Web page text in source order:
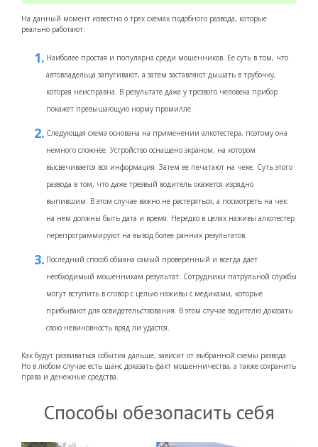
На данный момент известно о трех схемах подобного развода, которые
реально работают:
Наиболее простая и популярна среди мошенников. Ее суть в том, что
автовладельца запугивают, а затем заставляют дышать в трубочку,
которая неисправна. В результате даже у трезвого человека прибор
покажет превышающую норму промилле.
Следующая схема основана на применении алкотестера, поэтому она
немного сложнее. Устройство оснащено экраном, на котором
высвечивается вся информация. Затем ее печатают на чеке. Суть этого
развода в том, что даже трезвый водитель окажется изрядно
выпившим. В этом случае важно не растеряться, а посмотреть на чек:
на нем должны быть дата и время. Нередко в целях наживы алкотестер
перепрограммируют на вывод более ранних результатов.
Последний способ обмана самый проверенный и всегда дает
необходимый мошенникам результат. Сотрудники патрульной службы
могут вступить в сговор с целью наживы с медиками, которые
прибывают для освидетельствования. В этом случае водителю доказать
свою невиновность вряд ли удастся.
Как будут развиваться события дальше, зависит от выбранной схемы развода.
Но в любом случае есть шанс доказать факт мошенничества, а также сохранить
права и денежные средства.
Способы обезопасить себя